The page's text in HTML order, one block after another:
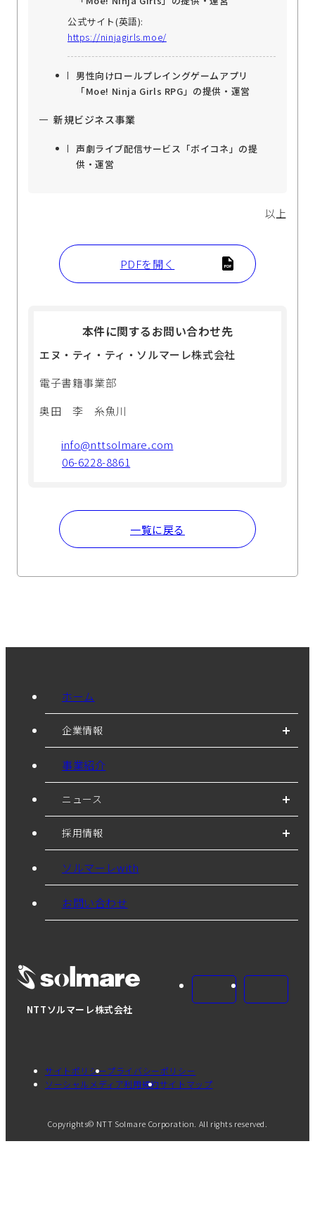
公式サイト(英語):
https://ninjagirls.moe/
男性向けロールプレイングゲームアプリ
「Moe! Ninja Girls RPG」の提供・運営
新規ビジネス事業
声劇ライブ配信サービス「ボイコネ」の提
供・運営
以上
PDFを開く
本件に関するお問い合わせ先
エヌ・ティ・ティ・ソルマーレ株式会社
電子書籍事業部
奥田 李 糸魚川
info@nttsolmare.com
06-6228-8861
一覧に戻る
NTTソルマーレ株式会社
ホーム
企業情報
事業紹介
ニュース
採用情報
ソルマーレwith
お問い合わせ
サイトポリシープライバシーポリシー
ソーシャルメディア利用規約サイトマップ
Copyrights© NTT Solmare Corporation. All rights reserved.